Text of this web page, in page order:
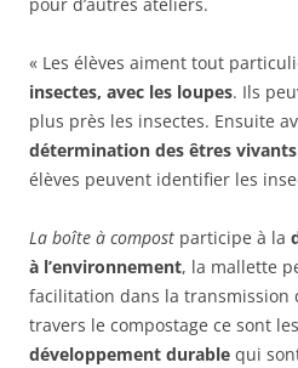
pour d’autres ateliers.
« Les élèves aiment tout
insectes, avec les loupes. Ils
plus près les insectes. Ensuite
détermination des êtres
élèves peuvent identifier les
La boîte à compost participe à la
à l’environnement, la mallette
facilitation dans la transmission
travers le compostage ce sont les
développement durable qui